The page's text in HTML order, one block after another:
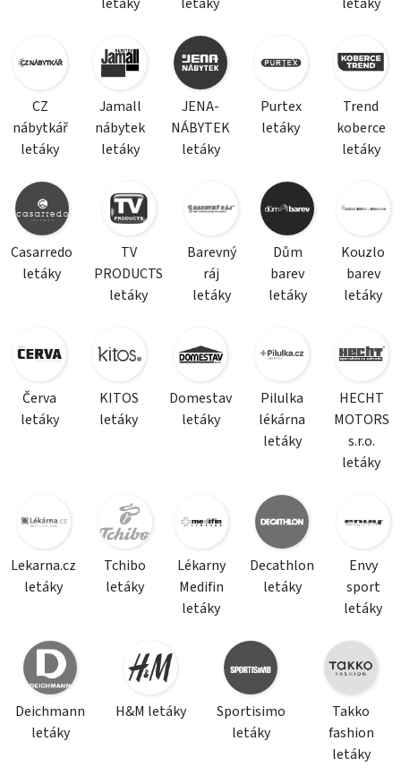
CZ
nábytkář
letáky
Jamall
nábytek
letáky
JENA-
NÁBYTEK
letáky
Purtex
letáky
Trend
koberce
letáky
Casarredo
letáky
TV
PRODUCTS
letáky
Barevný
ráj
letáky
Dům
barev
letáky
Kouzlo
barev
letáky
Červa
letáky
KITOS
letáky
Domestav
letáky
Pilulka
lékárna
letáky
HECHT
MOTORS
s.r.o.
letáky
Lekarna.cz
letáky
Tchibo
letáky
Lékarny
Medifin
letáky
Decathlon
letáky
Envy
sport
letáky
Deichmann
letáky
H&M letáky
Sportisimo
letáky
Takko
fashion
letáky